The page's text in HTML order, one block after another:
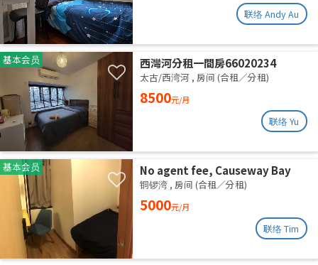
联络 Andy Au
基本会员 西灣河分租一間房66020234
太古/西湾河 , 房间 (合租／分租)
8500元/月
联络 Yu
基本会员
No agent fee, Causeway Bay
share flat
铜锣湾 , 房间 (合租／分租)
5000元/月
联络 Tim